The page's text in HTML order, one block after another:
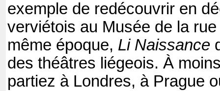
exemple de redécouvrir en
verviétois au Musée de la
même époque, Li Naissance
des théâtres liégeois. À
partiez à Londres, à Prague